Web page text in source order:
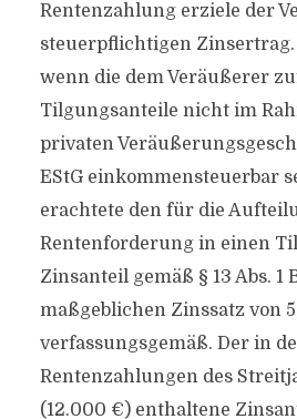
Rentenzahlung erziele der
steuerpflichtigen Zinsertrag.
wenn die dem Veräußerer
Tilgungsanteile nicht im
privaten
EStG einkommensteuerbar
erachtete den für die
Rentenforderung in einen
Zinsanteil gemäß § 13 Abs. 1
maßgeblichen Zinssatz von
verfassungsgemäß. Der in
Rentenzahlungen des
(12.000 €) enthaltene